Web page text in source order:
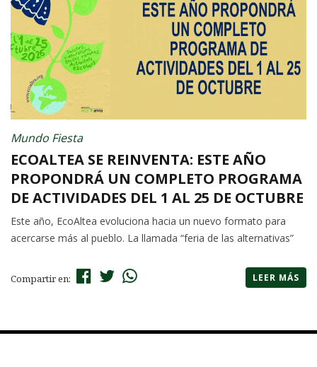
Mundo Fiesta
ECOALTEA SE REINVENTA: ESTE AÑO
PROPONDRÁ UN COMPLETO PROGRAMA
DE ACTIVIDADES DEL 1 AL 25 DE OCTUBRE
Este año, EcoAltea evoluciona hacia un nuevo formato para
acercarse más al pueblo. La llamada “feria de las alternativas”
Compartir en: LEER MÁS